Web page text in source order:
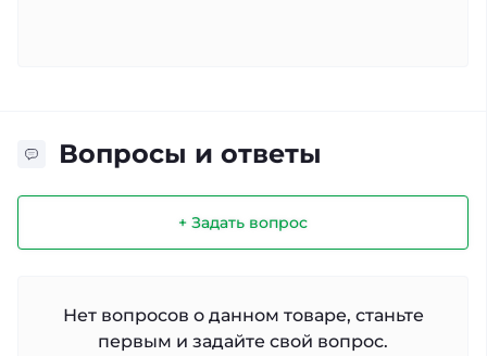
Вопросы и ответы
+ Задать вопрос
Нет вопросов о данном товаре, станьте
первым и задайте свой вопрос.